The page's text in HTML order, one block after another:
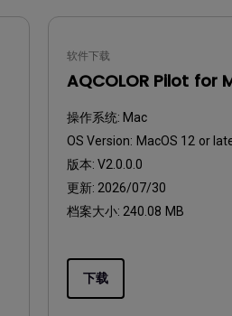
软件下载
AQCOLOR Pilot for
操作系统: Mac
OS Version: MacOS 12 or
版本:V2.0.0.0
更新: 2026/07/30
档案大小: 240.08 MB
下载